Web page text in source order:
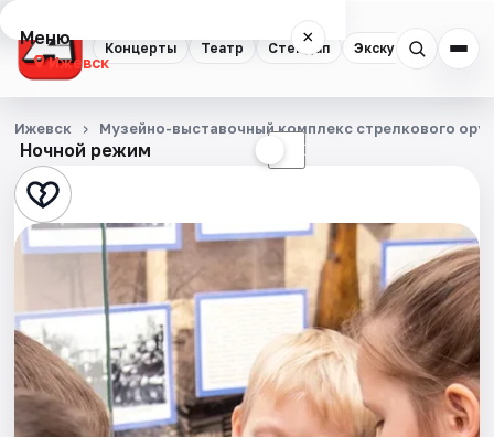
Концерты Театр Стендап Экскурсии
Меню ×
Ижевск
Концерты
Театр
Стендап
Экскурсии
Спорт
События
Ночной режим ☾
Ижевск Музейно-выставочный комплекс стрелкового